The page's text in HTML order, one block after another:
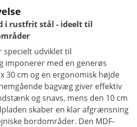
i rustfrit stål - ideelt til
specielt udviklet til
imponerer med en generøs
30 cm og en ergonomisk højde
bagvæg giver effektiv
og snavs, mens den 10 cm
skaber en klar afgrænsning
bordområder. Den MDF-